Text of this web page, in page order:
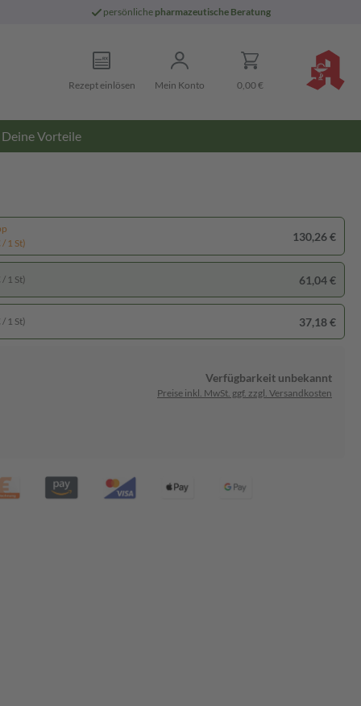
persönliche pharmazeutische Beratung
Rezept einlösen Mein Konto 0,00 €
Deine Vorteile
1 St)
130,26 €
1 St) 61,04 €
1 St) 37,18 €
Verfügbarkeit unbekannt
Preise inkl. MwSt. ggf. zzgl. Versandkosten